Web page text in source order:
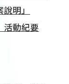
明」
活動紀要